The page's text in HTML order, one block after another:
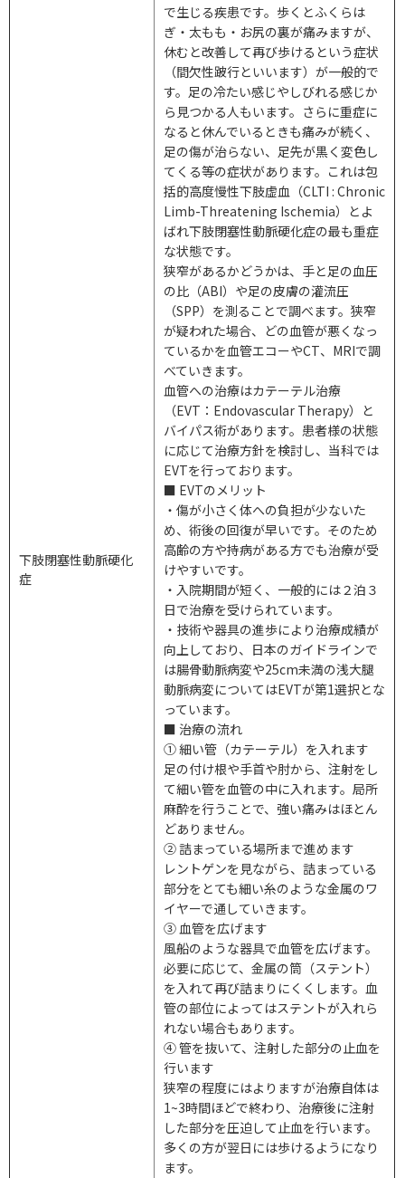
下肢閉塞性動脈硬化
症
で生じる疾患です。歩くとふくらは
ぎ・太もも・お尻の裏が痛みますが、
休むと改善して再び歩けるという症状
（間欠性跛行といいます）が一般的で
す。足の冷たい感じやしびれる感じか
ら見つかる人もいます。さらに重症に
なると休んでいるときも痛みが続く、
足の傷が治らない、足先が黒く変色し
てくる等の症状があります。これは包
括的高度慢性下肢虚血（CLTI : Chronic
Limb-Threatening Ischemia）とよ
ばれ下肢閉塞性動脈硬化症の最も重症
な状態です。
狭窄があるかどうかは、手と足の血圧
の比（ABI）や足の皮膚の灌流圧
（SPP）を測ることで調べます。狭窄
が疑われた場合、どの血管が悪くなっ
ているかを血管エコーやCT、 MRIで調
べていきます。
血管への治療はカテーテル治療
（EVT ： Endovascular Therapy）と
バイパス術があります。患者様の状態
に応じて治療方針を検討し、当科では
EVTを行っております。
■ EVTのメリット
・傷が小さく体への負担が少ないた
め、術後の回復が早いです。そのため
高齢の方や持病がある方でも治療が受
けやすいです。
・入院期間が短く、一般的には２泊３
日で治療を受けられています。
・技術や器具の進歩により治療成績が
向上しており、日本のガイドラインで
は腸骨動脈病変や25cm未満の浅大腿
動脈病変についてはEVTが第1選択とな
っています。
■ 治療の流れ
① 細い管（カテーテル）を入れます
足の付け根や手首や肘から、注射をし
て細い管を血管の中に入れます。局所
麻酔を行うことで、強い痛みはほとん
どありません。
② 詰まっている場所まで進めます
レントゲンを見ながら、詰まっている
部分をとても細い糸のような金属のワ
イヤーで通していきます。
③ 血管を広げます
風船のような器具で血管を広げます。
必要に応じて、金属の筒（ステント）
を入れて再び詰まりにくくします。血
管の部位によってはステントが入れら
れない場合もあります。
④ 管を抜いて、注射した部分の止血を
行います
狭窄の程度にはよりますが治療自体は
1~3時間ほどで終わり、治療後に注射
した部分を圧迫して止血を行います。
多くの方が翌日には歩けるようになり
ます。